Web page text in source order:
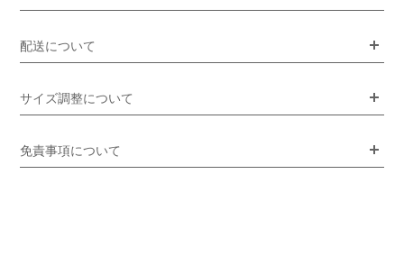
配送について
サイズ調整について
免責事項について